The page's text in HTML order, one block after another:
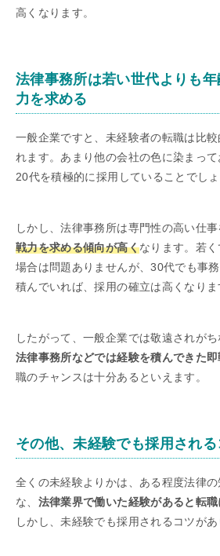
高くなります。
法律事務所は若い世代よりも
力を求める
一般企業ですと、未経験者の転職は比
れます。あまり他の会社の色に染まっ
20代を積極的に採用していることでしょ
しかし、法律事務所は専門性の高い仕
戦力を求める傾向が高くなります。若
場合は問題ありませんが、30代でも事
積んでいれば、採用の確立は高くなりま
したがって、一般企業では敬遠されがち
法律事務所などでは経験を積んできた
職のチャンスは十分あるといえます。
その他、未経験でも採用される
全くの未経験よりかは、ある程度法律
な、 法律業界で働いた経験があると転職
しかし、未経験でも採用されるコツがあ